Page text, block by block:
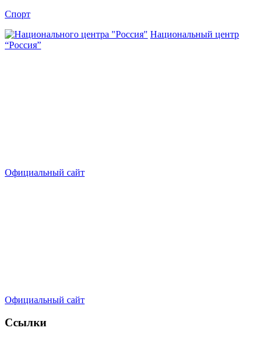
Спорт
Национальный центр
“Россия”
Официальный сайт
Официальный сайт
Ссылки